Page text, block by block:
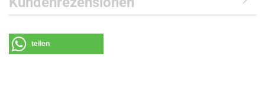
teilen